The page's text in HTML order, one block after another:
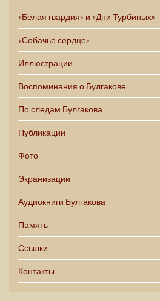
«Белая гвардия» и «Дни Турбиных»
«Собачье сердце»
Иллюстрации
Воспоминания о Булгакове
По следам Булгакова
Публикации
Фото
Экранизации
Аудиокниги Булгакова
Память
Ссылки
Контакты